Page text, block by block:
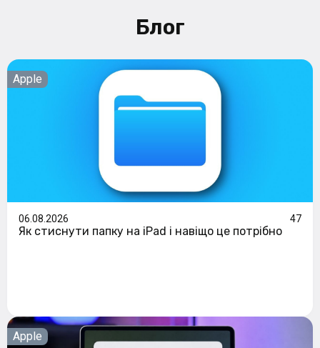
Блог
Apple
06.08.2026 47
Як стиснути папку на iPad і навіщо це потрібно
Apple